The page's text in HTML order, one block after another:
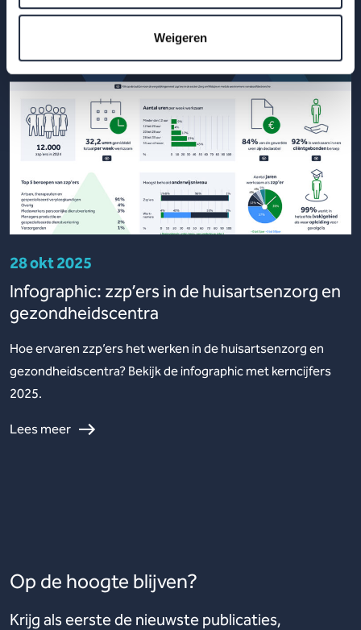
Weigeren
28 okt 2025
Infographic: zzp’ers in de huisartsenzorg en
gezondheidscentra
Hoe ervaren zzp’ers het werken in de huisartsenzorg en
gezondheidscentra? Bekijk de infographic met kerncijfers
2025.
Lees meer
Op de hoogte blijven?
Krijg als eerste de nieuwste publicaties,